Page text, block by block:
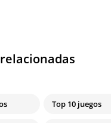
Top 10 juegos